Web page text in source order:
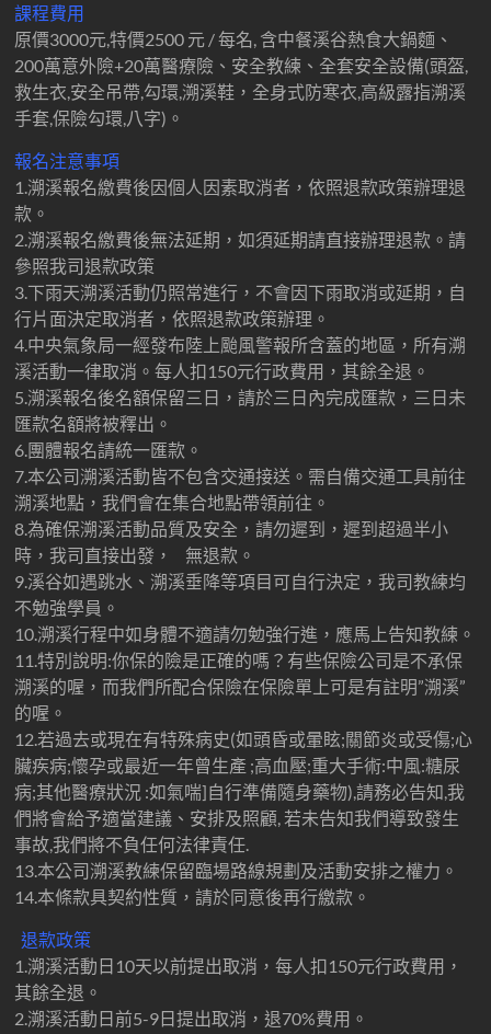
課程費用
原價3000元,特價2500 元 / 每名, 含中餐溪谷熱食大鍋麵、
200萬意外險+20萬醫療險、安全教練、全套安全設備(頭盔,
救生衣,安全吊帶,勾環,溯溪鞋，全身式防寒衣,高級露指溯溪
手套,保險勾環,八字)。
報名注意事項
1.溯溪報名繳費後因個人因素取消者，依照退款政策辦理退
款。
2.溯溪報名繳費後無法延期，如須延期請直接辦理退款。請
參照我司退款政策
3.下雨天溯溪活動仍照常進行，不會因下雨取消或延期，自
行片面決定取消者，依照退款政策辦理。
4.中央氣象局一經發布陸上颱風警報所含蓋的地區，所有溯
溪活動一律取消。每人扣150元行政費用，其餘全退。
5.溯溪報名後名額保留三日，請於三日內完成匯款，三日未
匯款名額將被釋出。
6.團體報名請統一匯款。
7.本公司溯溪活動皆不包含交通接送。需自備交通工具前往
溯溪地點，我們會在集合地點帶領前往。
8.為確保溯溪活動品質及安全，請勿遲到，遲到超過半小
時，我司直接出發， 無退款。
9.溪谷如遇跳水、溯溪垂降等項目可自行決定，我司教練均
不勉強學員。
10.溯溪行程中如身體不適請勿勉強行進，應馬上告知教練。
11.特別說明:你保的險是正確的嗎？有些保險公司是不承保
溯溪的喔，而我們所配合保險在保險單上可是有註明”溯溪”
的喔。
12.若過去或現在有特殊病史(如頭昏或暈眩;關節炎或受傷;心
臟疾病;懷孕或最近一年曾生產 ;高血壓;重大手術:中風:糖尿
病;其他醫療狀況 :如氣喘]自行準備隨身藥物),請務必告知,我
們將會給予適當建議、安排及照顧, 若未告知我們導致發生
事故,我們將不負任何法律責任.
13.本公司溯溪教練保留臨場路線規劃及活動安排之權力。
14.本條款具契約性質，請於同意後再行繳款。
退款政策
1.溯溪活動日10天以前提出取消，每人扣150元行政費用，
其餘全退。
2.溯溪活動日前5-9日提出取消，退70%費用。